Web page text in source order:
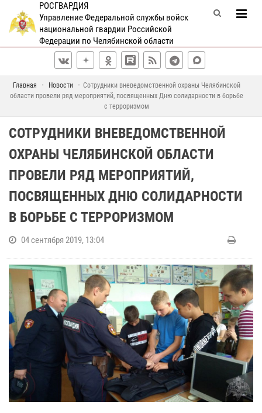
РОСГВАРДИЯ
Управление Федеральной службы войск
национальной гвардии Российской
Федерации по Челябинской области
Главная Новости
Сотрудники вневедомственной охраны Челябинской
области провели ряд мероприятий, посвященных Дню солидарности в борьбе
с терроризмом
СОТРУДНИКИ ВНЕВЕДОМСТВЕННОЙ
ОХРАНЫ ЧЕЛЯБИНСКОЙ ОБЛАСТИ
ПРОВЕЛИ РЯД МЕРОПРИЯТИЙ,
ПОСВЯЩЕННЫХ ДНЮ СОЛИДАРНОСТИ
В БОРЬБЕ С ТЕРРОРИЗМОМ
04 сентября 2019, 13:04